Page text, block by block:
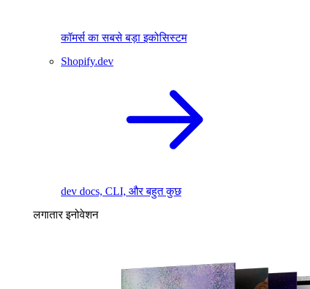
कॉमर्स का सबसे बड़ा इकोसिस्टम
Shopify.dev
dev docs, CLI, और बहुत कुछ
लगातार इनोवेशन